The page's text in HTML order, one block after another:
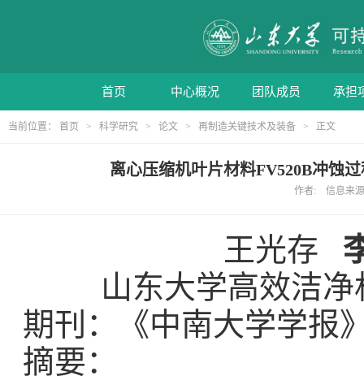
首页 中心概况 团队成员 承担
当前位置： 首页 > 科学研究 > 论文 > 再制造关键技术及装备 > 正文
离心压缩机叶片材料FV520B冲蚀
作者: 信息来
王光存
山东大学高效洁
期刊：《中南大学学报
摘要：